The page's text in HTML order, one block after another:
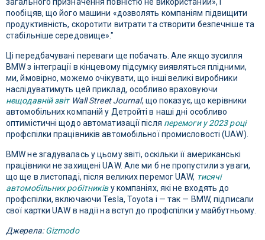
загального призначення повністю не використаний», і
пообіцяв, що його машини «дозволять компаніям підвищити
продуктивність, скоротити витрати та створити безпечніше та
стабільніше середовище»."
Ці передбачувані переваги ще побачать. Але якщо зусилля
BMW з інтеграції в кінцевому підсумку виявляться плідними,
ми, ймовірно, можемо очікувати, що інші великі виробники
наслідуватимуть цей приклад, особливо враховуючи
нещодавній звіт Wall Street Journal, що показує, що керівники
автомобільних компаній у Детройті в наші дні особливо
оптимістичні щодо автоматизації після перемоги у 2023 році
профспілки працівників автомобільної промисловості (UAW).
BMW не згадувалась у цьому звіті, оскільки її американські
працівники не захищені UAW. Але ми б не пропустили з уваги,
що ще в листопаді, після великих перемог UAW, тисячі
автомобільних робітниківу компаніях, які не входять до
профспілки, включаючи Tesla, Toyota і — так — BMW, підписали
свої картки UAW в надії на вступ до профспілки у майбутньому.
Джерела:Gizmodo